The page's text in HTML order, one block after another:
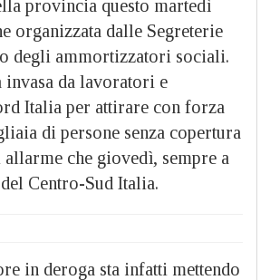
provincia questo martedì
organizzata dalle Segreterie
degli ammortizzatori sociali.
da lavoratori e
Italia per attirare con forza
di persone senza copertura
che giovedì, sempre a
Centro-Sud Italia.
in deroga sta infatti mettendo